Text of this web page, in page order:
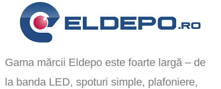
Gama mărcii Eldepo este foarte largă – de
la banda LED, spoturi simple, plafoniere,